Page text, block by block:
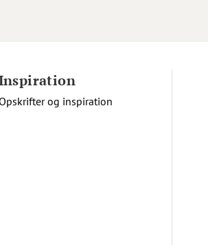
og inspiration